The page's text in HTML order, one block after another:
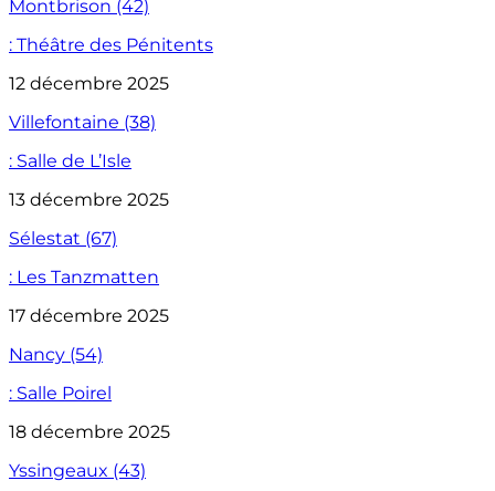
Montbrison (42)
: Théâtre des Pénitents
12 décembre 2025
Villefontaine (38)
: Salle de L’Isle
13 décembre 2025
Sélestat (67)
: Les Tanzmatten
17 décembre 2025
Nancy (54)
: Salle Poirel
18 décembre 2025
Yssingeaux (43)